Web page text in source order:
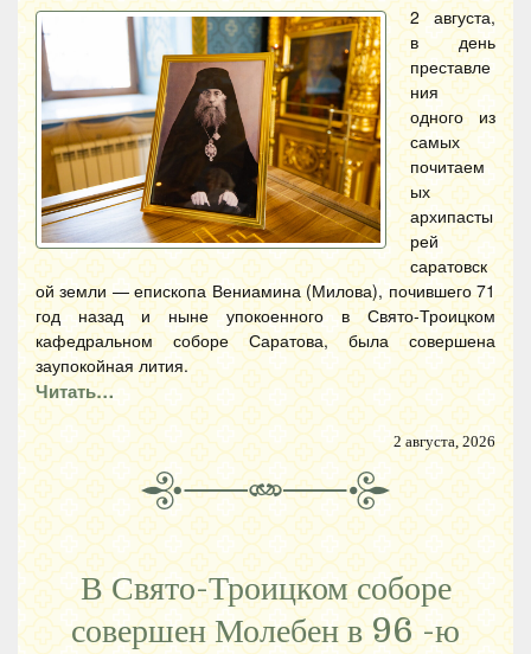
2 августа,
в день
преставле
ния
одного из
самых
почитаем
ых
архипасты
рей
саратовск
ой земли — епископа Вениамина (Милова), почившего 71
год назад и ныне упокоенного в Свято-Троицком
кафедральном соборе Саратова, была совершена
заупокойная лития.
Читать…
2 августа, 2026
В Свято-Троицком соборе
совершен Молебен в 96 -ю